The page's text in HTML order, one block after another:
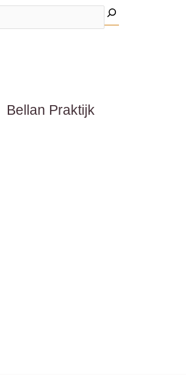
Bellan Praktijk